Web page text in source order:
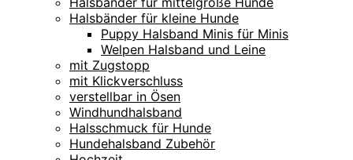
Halsbänder für kleine Hunde
Puppy Halsband Minis für Minis
Welpen Halsband und Leine
mit Zugstopp
mit Klickverschluss
verstellbar in Ösen
Windhundhalsband
Halsschmuck für Hunde
Hundehalsband Zubehör